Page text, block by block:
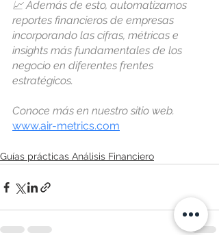
📈 Además de esto, automatizamos
reportes financieros de empresas
incorporando las cifras, métricas e
insights más fundamentales de los
negocio en diferentes frentes
estratégicos.
Conoce más en nuestro sitio web.
www.air-metrics.com
Guías prácticas Análisis Financiero